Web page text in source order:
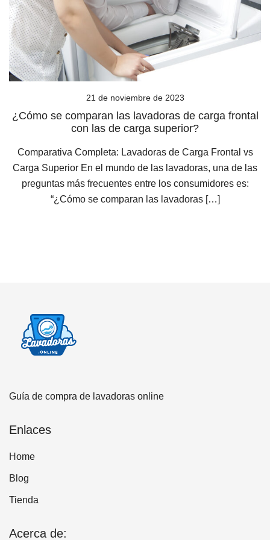
21 de noviembre de 2023
¿Cómo se comparan las lavadoras de carga frontal
con las de carga superior?
Comparativa Completa: Lavadoras de Carga Frontal vs
Carga Superior En el mundo de las lavadoras, una de las
preguntas más frecuentes entre los consumidores es:
“¿Cómo se comparan las lavadoras […]
Guía de compra de lavadoras online
Enlaces
Home
Blog
Tienda
Acerca de: